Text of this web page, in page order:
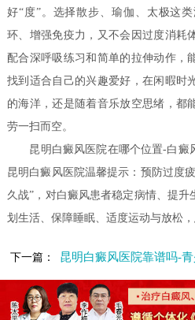
好“度”。选择散步、瑜伽、太极这
环、增强免疫力，又不会因过度消耗
配合深呼吸练习和简单的拉伸动作，
找到适合自己的兴趣爱好，在闲暇时
的海洋，还是随着音乐放空思绪，都
劳一扫而空。
昆明白癜风医院在哪个位置-白癜
昆明白癜风医院温馨提示：预防过度
久战”，对白癜风患者稳定病情、提
划生活、保障睡眠、适度运动与放松
下一篇： 昆明白癜风医院靠谱吗-青少